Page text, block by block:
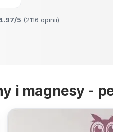
5 (2116 opinii)
i magnesy -